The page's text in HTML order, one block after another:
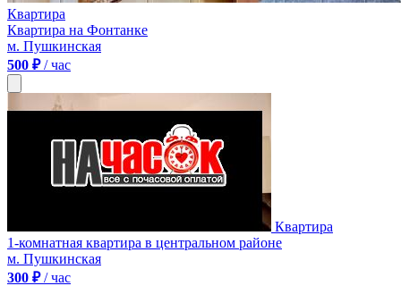
Квартира
Квартира на Фонтанке
м. Пушкинская
500 ₽/ час
Квартира
1-комнатная квартира в центральном районе
м. Пушкинская
300 ₽/ час